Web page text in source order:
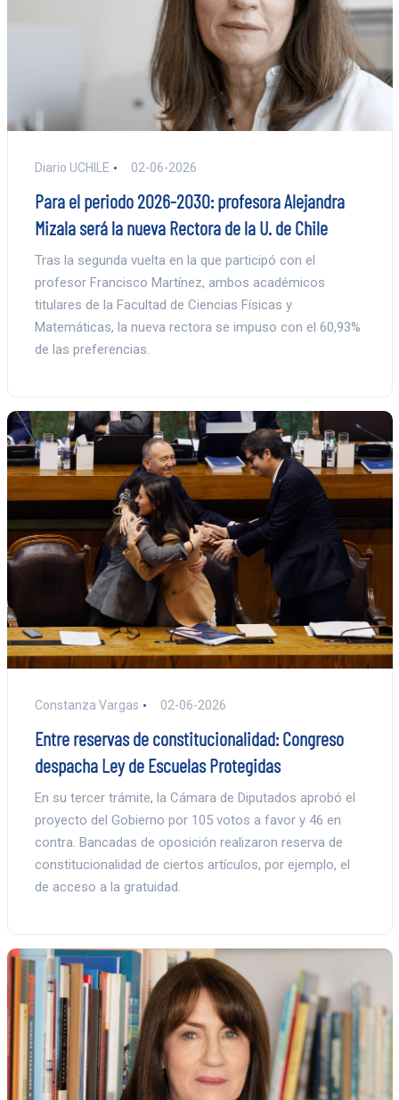
Diario UCHILE 02-06-2026
Para el periodo 2026-2030: profesora Alejandra
Mizala será la nueva Rectora de la U. de Chile
Tras la segunda vuelta en la que participó con el
profesor Francisco Martínez, ambos académicos
titulares de la Facultad de Ciencias Físicas y
Matemáticas, la nueva rectora se impuso con el 60,93%
de las preferencias.
Constanza Vargas 02-06-2026
Entre reservas de constitucionalidad: Congreso
despacha Ley de Escuelas Protegidas
En su tercer trámite, la Cámara de Diputados aprobó el
proyecto del Gobierno por 105 votos a favor y 46 en
contra. Bancadas de oposición realizaron reserva de
constitucionalidad de ciertos artículos, por ejemplo, el
de acceso a la gratuidad.